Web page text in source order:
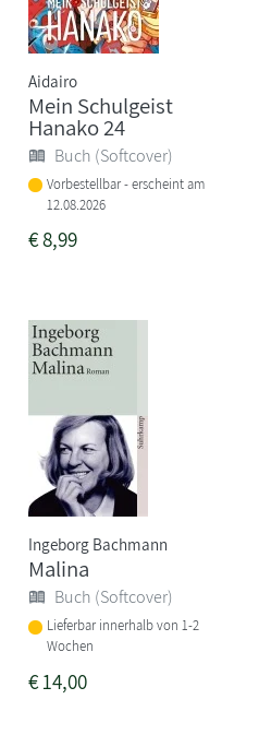
Aidairo
Mein Schulgeist
Hanako 24
Buch (Softcover)
Vorbestellbar - erscheint am
12.08.2026
€8,99
Ingeborg Bachmann
Malina
Buch (Softcover)
Lieferbar innerhalb von 1-2
Wochen
€14,00